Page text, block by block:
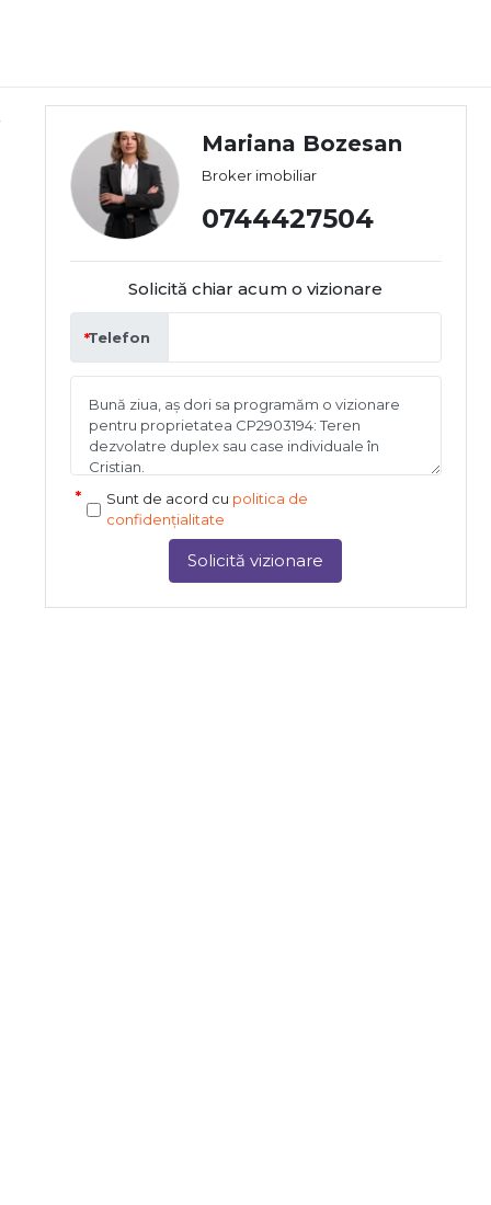
Mariana Bozesan
Broker imobiliar
0744427504
Solicită chiar acum o vizionare
Telefon
Sunt de acord cu politica de
confidențialitate
Solicită vizionare